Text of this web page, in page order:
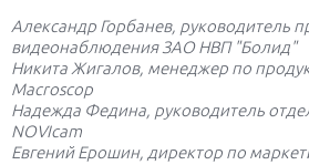
Александр Горбанев, руководитель
видеонаблюдения ЗАО НВП "Болид"
Никита Жигалов, менеджер по
Macroscop
Надежда Федина, руководитель
NOVIcam
Евгений Ерошин, директор по